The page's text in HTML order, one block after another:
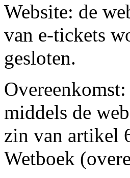
Website: de
van e-tickets
gesloten.
middels de
zin van artikel
Wetboek